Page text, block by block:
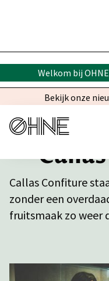
Welkom bij
Bekijk onze
Callas Confiture
zonder een
fruitsmaak zo weer